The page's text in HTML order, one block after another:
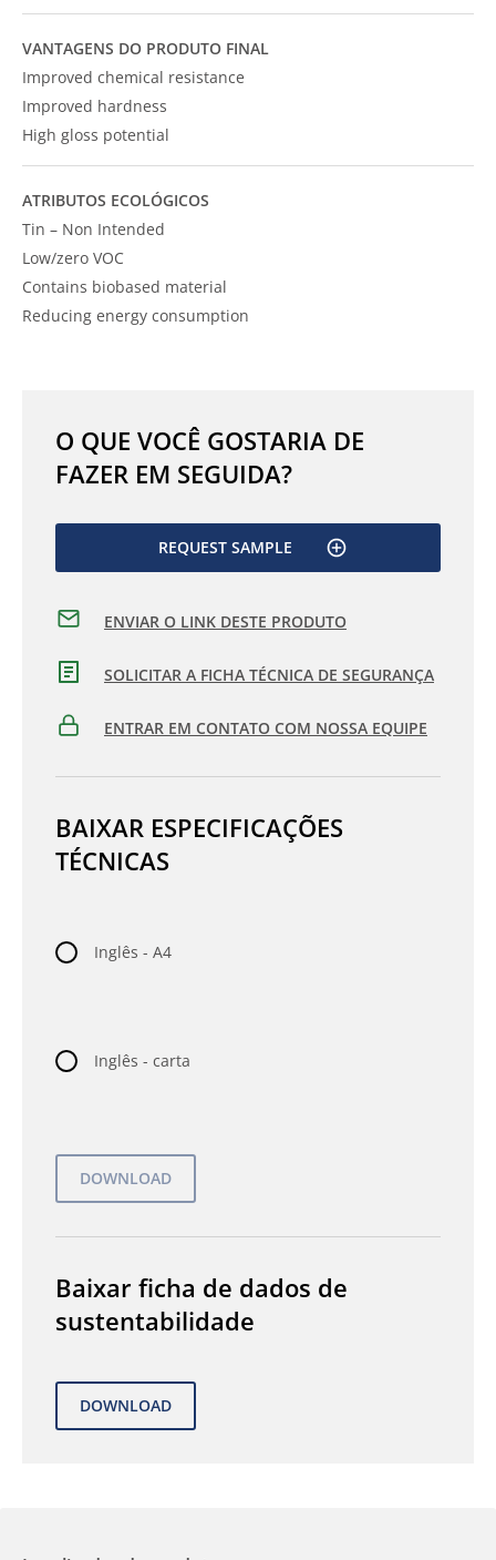
VANTAGENS DO PRODUTO FINAL
Improved chemical resistance
Improved hardness
High gloss potential
ATRIBUTOS ECOLÓGICOS
Tin – Non Intended
Low/zero VOC
Contains biobased material
Reducing energy consumption
O QUE VOCÊ GOSTARIA DE
FAZER EM SEGUIDA?
REQUEST SAMPLE
ENVIAR O LINK DESTE PRODUTO
SOLICITAR A FICHA TÉCNICA DE SEGURANÇA
ENTRAR EM CONTATO COM NOSSA EQUIPE
BAIXAR ESPECIFICAÇÕES
TÉCNICAS
Inglês - A4
Inglês - carta
Baixar ficha de dados de
sustentabilidade